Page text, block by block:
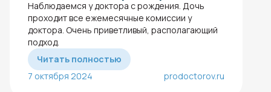
Наблюдаемся у доктора с рождения. Дочь
проходит все ежемесячные комиссии у
доктора. Очень приветливый, располагающий
подход.
Читать полностью
7 октября 2024
prodoctorov.ru